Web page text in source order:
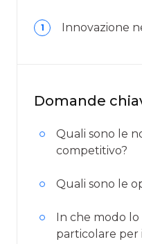
1 Innovazione
Domande
Quali sono le
competitivo?
Quali sono le
In che modo
particolare per